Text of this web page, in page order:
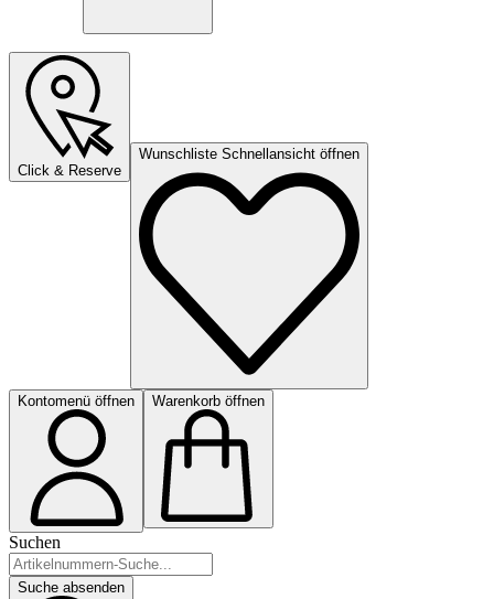
Click & Reserve
Wunschliste Schnellansicht öffnen
Kontomenü öffnen Warenkorb öffnen
Suchen
Suche absenden